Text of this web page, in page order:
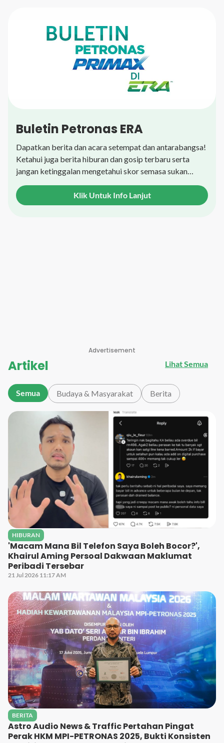
Buletin Petronas ERA
Dapatkan berita dan acara setempat dan antarabangsa!
Ketahui juga berita hiburan dan gosip terbaru serta
jangan ketinggalan mengetahui skor semasa sukan
kegemaran anda!
Klik Untuk Info Lanjut
Advertisement
Artikel Lihat Semua
Semua Budaya & Masyarakat Berita
HIBURAN
'Macam Mana Bil Telefon Saya Boleh Bocor?',
Khairul Aming Persoal Dakwaan Maklumat
Peribadi Tersebar
21 Jul 2026 11:17 AM
BERITA
Astro Audio News & Traffic Pertahan Pingat
Perak HKM MPI-PETRONAS 2025, Bukti Konsisten